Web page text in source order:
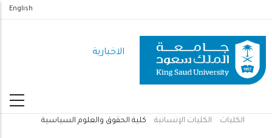
المحتوى
الرئيسي
English
الاخبارية
الكليات الكليات الإنسانية كلية الحقوق والعلوم السياسية